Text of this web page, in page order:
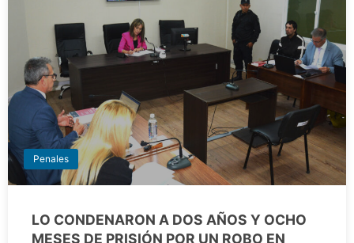
Penales
LO CONDENARON A DOS AÑOS Y OCHO
MESES DE PRISIÓN POR UN ROBO EN